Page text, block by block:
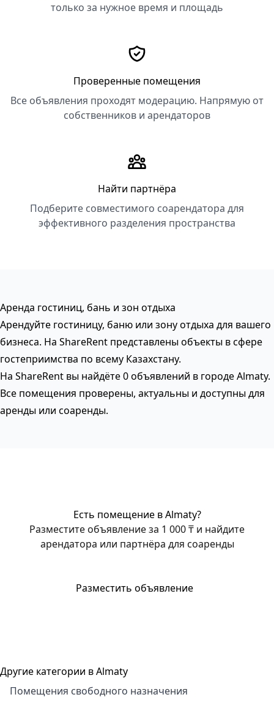
только за нужное время и площадь
Проверенные помещения
Все объявления проходят модерацию. Напрямую от
собственников и арендаторов
Найти партнёра
Подберите совместимого соарендатора для
эффективного разделения пространства
Аренда гостиниц, бань и зон отдыха
Арендуйте гостиницу, баню или зону отдыха для вашего
бизнеса. На ShareRent представлены объекты в сфере
гостеприимства по всему Казахстану.
На ShareRent вы найдёте 0 объявлений в городе Almaty.
Все помещения проверены, актуальны и доступны для
аренды или соаренды.
Есть помещение в Almaty?
Разместите объявление за 1 000 ₸ и найдите
арендатора или партнёра для соаренды
Разместить объявление
Другие категории в Almaty
Помещения свободного назначения